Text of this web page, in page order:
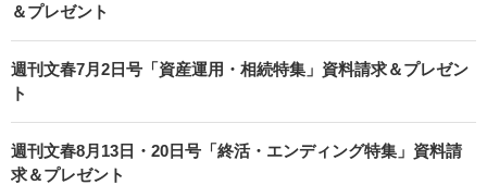
＆プレゼント
週刊文春7月2日号「資産運用・相続特集」資料請求＆プレゼン
ト
週刊文春8月13日・20日号「終活・エンディング特集」資料請
求＆プレゼント